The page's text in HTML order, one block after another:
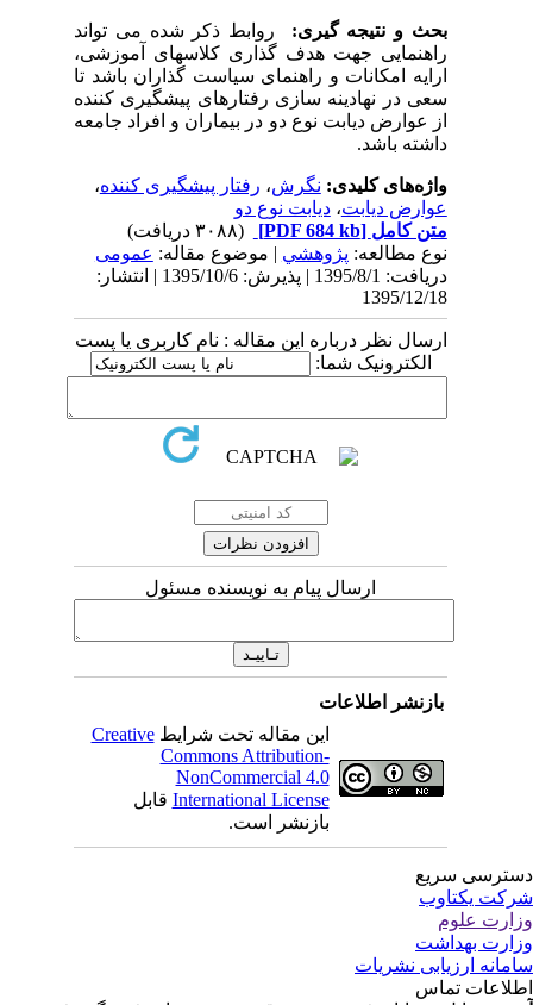
بحث و نتیجه گیری:روابط ذکر شده می تواند
راهنمایی جهت هدف گذاری کلاسهای آموزشی،
ارایه امکانات و راهنمای سیاست گذاران باشد تا
سعی در نهادینه سازی رفتارهای پیشگیری کننده
از عوارض دیابت نوع دو در بیماران و افراد جامعه
داشته باشد.
واژه‌های کلیدی:نگرش،رفتار پیشگیری کننده،
عوارض دیابت،دیابت نوع دو
متن کامل[PDF 684 kb]
نوع مطالعه:پژوهشي| موضوع مقاله:عمومى
دریافت: 1395/8/1 | پذیرش: 1395/10/6 | انتشار:
1395/12/18
ارسال نظر درباره این مقاله : نام کاربری یا پست
الکترونیک شما:
ارسال پیام به نویسنده مسئول
بازنشر اطلاعات
این مقاله تحت شرایطCreative
Commons Attribution-
NonCommercial 4.0
International Licenseقابل
بازنشر است.
سریع
یکتاوب
علوم
بهداشت
ارزیابی نشریات
تماس